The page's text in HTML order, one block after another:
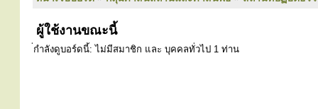
ผู้ใช้งานขณะนี้
่กำลังดูบอร์ดนี้: ไม่มีสมาชิก และ บุคคลทั่วไป 1 ท่าน